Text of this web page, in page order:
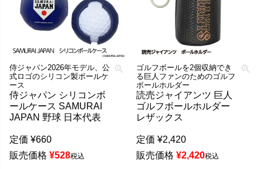
侍ジャパン2026年モデル、公
式ロゴのシリコン製ボールケ
ース
侍ジャパン シリコンボ
ールケース SAMURAI
JAPAN 野球 日本代表
定価 ¥660
販売価格 ¥528税込
ゴルフボールを2個収納でき
る巨人ファンのためのゴルフ
ボールホルダー
読売ジャイアンツ 巨人
ゴルフボールホルダー
レザックス
定価 ¥2,420
販売価格 ¥2,420税込